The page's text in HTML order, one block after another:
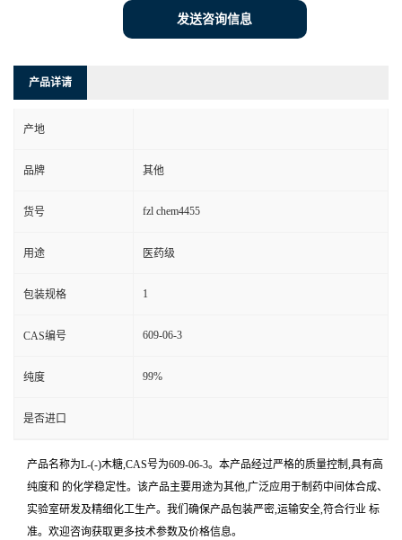
发送咨询信息
产品详请
产地
品牌 其他
货号 fzl chem4455
用途 医药级
包装规格 1
CAS编号 609-06-3
纯度 99%
是否进口
产品名称为L-(-)木糖,CAS号为609-06-3。本产品经过严格的质量控制,具有高
纯度和 的化学稳定性。该产品主要用途为其他,广泛应用于制药中间体合成、
实验室研发及精细化工生产。我们确保产品包装严密,运输安全,符合行业 标
准。欢迎咨询获取更多技术参数及价格信息。